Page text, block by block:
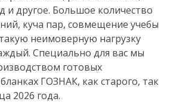
и другое. Большое количество
куча пар, совмещение учебы
неимоверную нагрузку
Специально для вас мы
готовых
ГОЗНАК, как старого, так
2026 года.